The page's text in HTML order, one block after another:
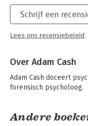
Schrijf een
Lees ons recensiebeleid
Over Adam Cash
Adam Cash doceert
forensisch psycholoog.
Andere